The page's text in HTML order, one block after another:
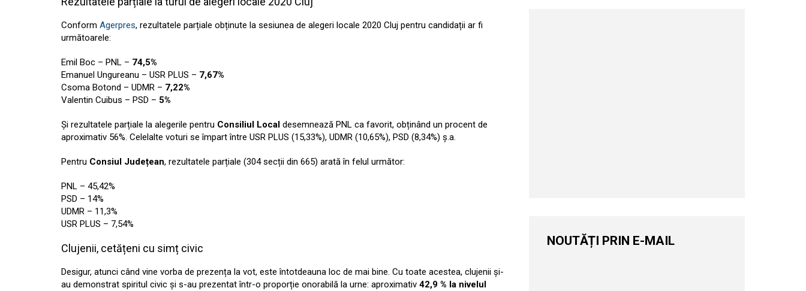
Conform Agerpres, rezultatele parțiale obținute la sesiunea de alegeri locale 2020 Cluj pentru candidații ar fi
următoarele:
Emil Boc – PNL – 74,5%
Emanuel Ungureanu – USR PLUS – 7,67%
Csoma Botond – UDMR – 7,22%
Valentin Cuibus – PSD – 5%
Și rezultatele parțiale la alegerile pentru Consiliul Local desemnează PNL ca favorit, obținând un procent de
aproximativ 56%. Celelalte voturi se împart între USR PLUS (15,33%), UDMR (10,65%), PSD (8,34%) ș.a.
Pentru Consiul Județean, rezultatele parțiale (304 secții din 665) arată în felul următor:
PNL – 45,42%
PSD – 14%
UDMR – 11,3%
USR PLUS – 7,54%
Clujenii, cetățeni cu simț civic
Desigur, atunci când vine vorba de prezența la vot, este întotdeauna loc de mai bine. Cu toate acestea, clujenii și-
au demonstrat spiritul civic și s-au prezentat într-o proporție onorabilă la urne: aproximativ 42,9 % la nivelul
NOUTĂȚI PRIN E-MAIL